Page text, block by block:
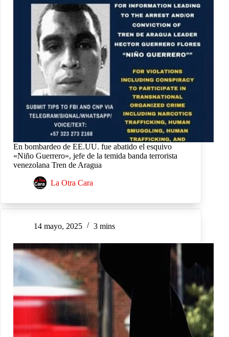
En bombardeo de EE.UU. fue abatido el esquivo
«Niño Guerrero», jefe de la temida banda terrorista
venezolana Tren de Aragua
La Otra Cara
14 mayo, 2025 3 mins